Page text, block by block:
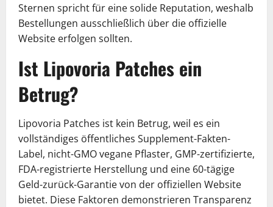
Sternen spricht für eine solide Reputation, weshalb
Bestellungen ausschließlich über die offizielle
Website erfolgen sollten.
Ist Lipovoria Patches ein
Betrug?
Lipovoria Patches ist kein Betrug, weil es ein
vollständiges öffentliches Supplement-Fakten-
Label, nicht-GMO vegane Pflaster, GMP-zertifizierte,
FDA-registrierte Herstellung und eine 60-tägige
Geld-zurück-Garantie von der offiziellen Website
bietet. Diese Faktoren demonstrieren Transparenz